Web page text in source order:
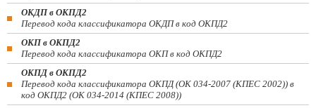
ОКДП в ОКПД2
Перевод кода классификатора ОКДП в код ОКПД2
ОКП в ОКПД2
Перевод кода классификатора ОКП в код ОКПД2
ОКПД в ОКПД2
Перевод кода классификатора ОКПД (ОК 034-2007 (КПЕС 2002)) в
код ОКПД2 (ОК 034-2014 (КПЕС 2008))